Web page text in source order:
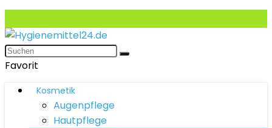
Favorit
Kosmetik
Augenpflege
Hautpflege